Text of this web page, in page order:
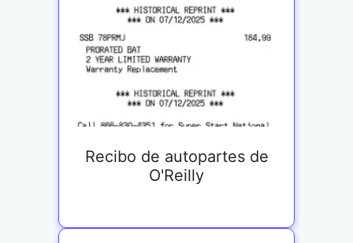
Recibo de autopartes de
O'Reilly